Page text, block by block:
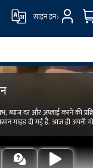
साइन इन
ब्याज दर और अप्लाई करने की
गाइड दी गई है. आज ही अपनी